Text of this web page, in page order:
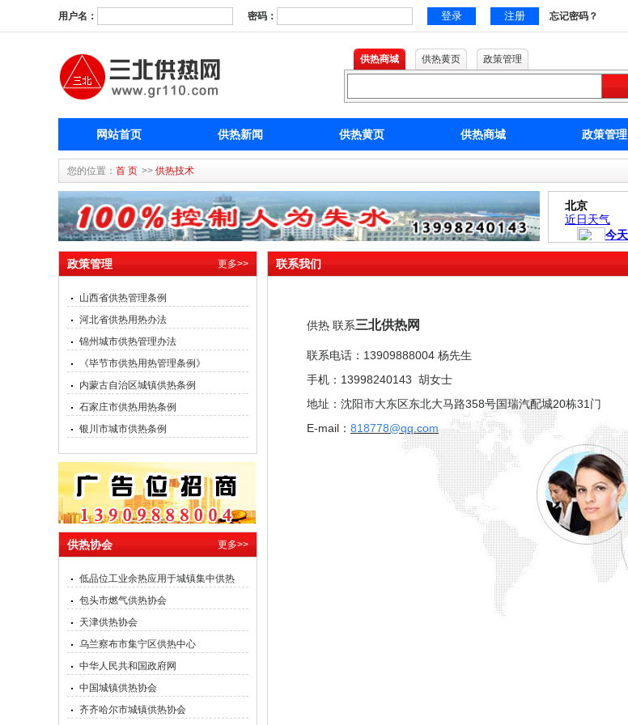
用户名： 密码： 忘记密码？
供热商城 供热黄页 政策管理
网站首页 供热新闻 供热黄页 供热商城 政策管理
您的位置： 首 页 >> 供热技术
政策管理 更多>>
山西省供热管理条例
河北省供热用热办法
锦州城市供热管理办法
《毕节市供热用热管理条例》
内蒙古自治区城镇供热条例
石家庄市供热用热条例
银川市城市供热条例
供热协会 更多>>
低品位工业余热应用于城镇集中供热
包头市燃气供热协会
天津供热协会
乌兰察布市集宁区供热中心
中华人民共和国政府网
中国城镇供热协会
齐齐哈尔市城镇供热协会
联系我们
供热 联系三北供热网
联系电话：13909888004 杨先生
手机：13998240143 胡女士
地址：沈阳市大东区东北大马路358号国瑞汽配城20栋31门
E-mail： 818778@qq.com